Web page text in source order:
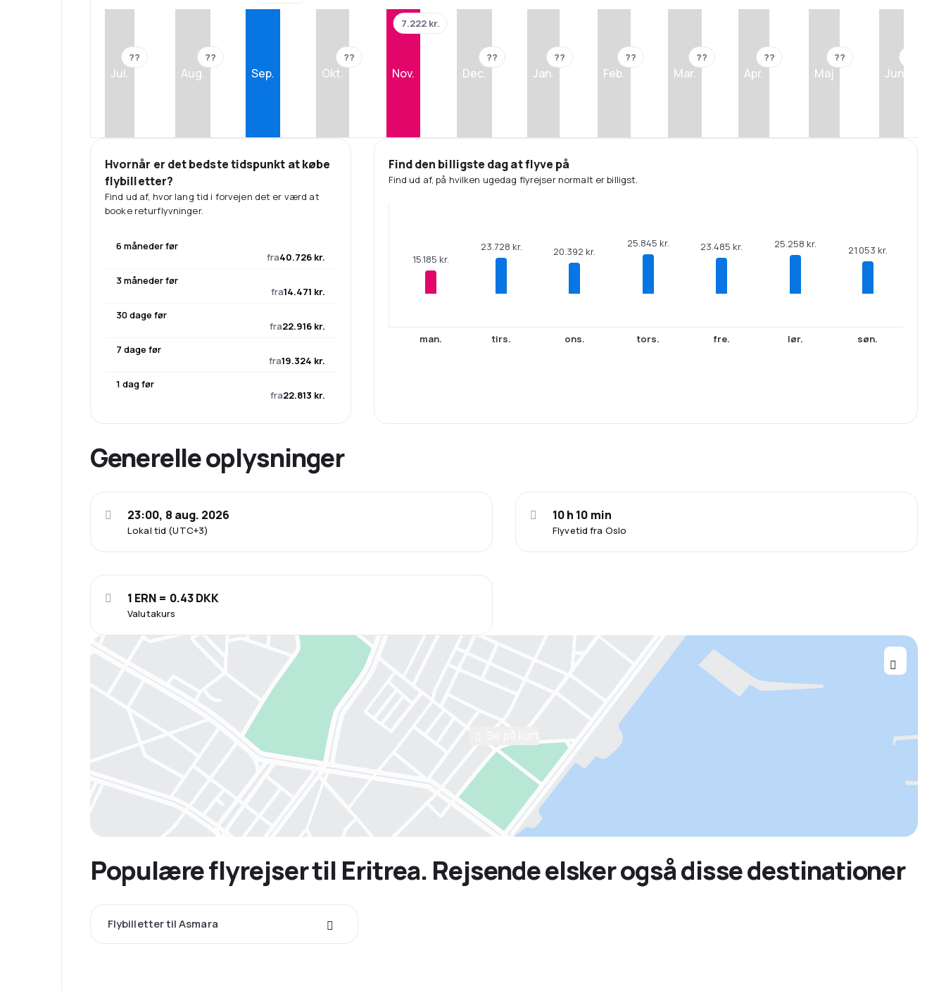
Jul.
??
Aug.
??
Sep. Okt.
??
Nov.
7.222 kr.
Dec.
??
Jan.
??
Feb.
??
Mar.
??
Apr.
??
Maj
??
Jun.
Hvornår er det bedste tidspunkt at købe
flybilletter?
Find ud af, hvor lang tid i forvejen det er værd at
booke returflyvninger.
6 måneder før
fra40.726 kr.
3 måneder før
fra14.471 kr.
30 dage før
fra22.916 kr.
7 dage før
fra19.324 kr.
1 dag før
fra22.813 kr.
Find den billigste dag at flyve på
Find ud af, på hvilken ugedag flyrejser normalt er billigst.
15.185 kr.
man.
23.728 kr.
tirs.
20.392 kr.
ons.
25.845 kr.
tors.
23.485 kr.
fre.
25.258 kr.
lør.
21.053 kr.
søn.
Generelle oplysninger
Lokal tid (UTC+3)
23:00, 8 aug. 2026
Flyvetid fra Oslo
10 h 10 min
Valutakurs
1 ERN = 0.43 DKK
Populære flyrejser til Eritrea. Rejsende elsker også disse destinationer
Flybilletter til Asmara